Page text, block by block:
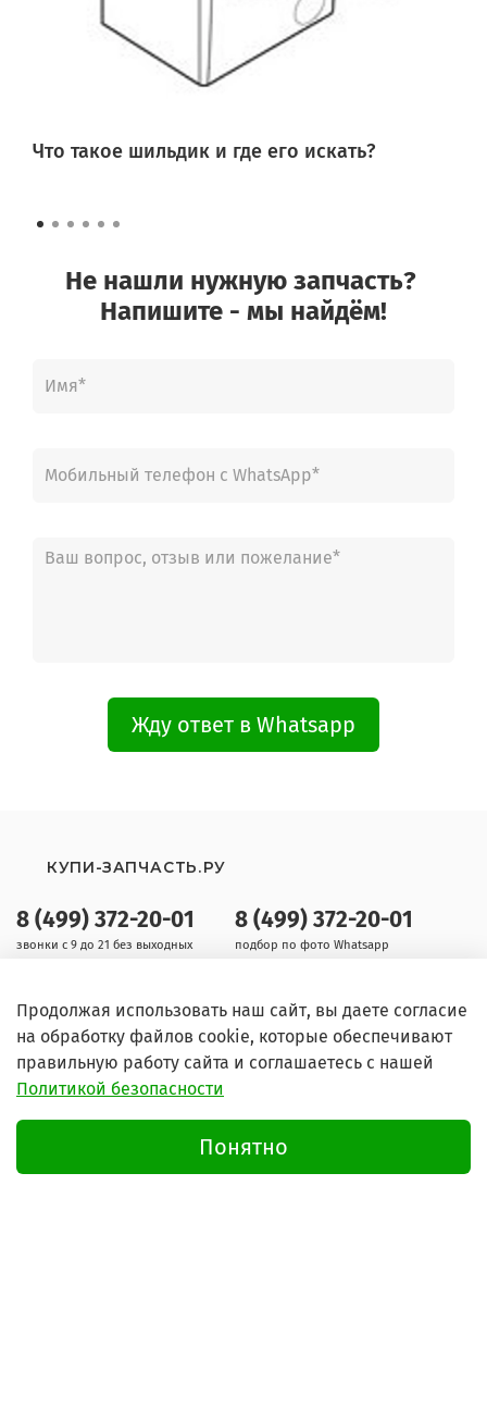
Что такое шильдик и где его искать?
Не нашли нужную запчасть?
Напишите - мы найдём!
Жду ответ в Whatsapp
Основные разделы
8 (499) 372-20-01
звонки с 9 до 21 без выходных
8 (499) 372-20-01
подбор по фото Whatsapp
КУПИ-ЗАПЧАСТЬ.РУ
Продолжая использовать наш сайт, вы даете согласие
на обработку файлов cookie, которые обеспечивают
правильную работу сайта и соглашаетесь с нашей
Политикой безопасности
Понятно